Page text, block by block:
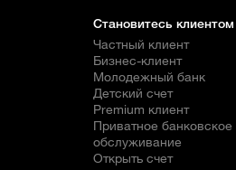
Становитесь клиентом
Частный клиент
Бизнес-клиент
Молодежный банк
Детский счет
Premium клиент
Приватное банковское
обслуживание
Открыть счет